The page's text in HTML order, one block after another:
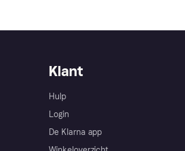
Klant
Hulp
Login
De Klarna app